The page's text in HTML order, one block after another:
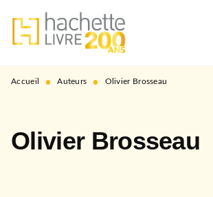
MENU RECHERCHE
PIED DE PAGE
Accueil • Auteurs • Olivier Brosseau
Olivier Brosseau